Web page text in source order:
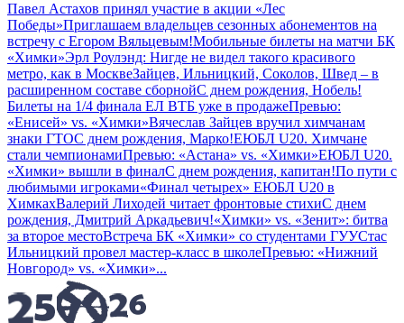
Павел Астахов принял участие в акции «Лес
Победы»Приглашаем владельцев сезонных абонементов на
встречу с Егором Вяльцевым!Мобильные билеты на матчи БК
«Химки»Эрл Роулэнд: Нигде не видел такого красивого
метро, как в МосквеЗайцев, Ильницкий, Соколов, Швед – в
расширенном составе сборнойС днем рождения, Нобель!
Билеты на 1/4 финала ЕЛ ВТБ уже в продажеПревью:
«Енисей» vs. «Химки»Вячеслав Зайцев вручил химчанам
знаки ГТОС днем рождения, Марко!ЕЮБЛ U20. Химчане
стали чемпионамиПревью: «Астана» vs. «Химки»ЕЮБЛ U20.
«Химки» вышли в финалС днем рождения, капитан!По пути с
любимыми игроками«Финал четырех» ЕЮБЛ U20 в
ХимкахВалерий Лиходей читает фронтовые стихиС днем
рождения, Дмитрий Аркадьевич!«Химки» vs. «Зенит»: битва
за второе местоВстреча БК «Химки» со студентами ГУУСтас
Ильницкий провел мастер-класс в школеПревью: «Нижний
Новгород» vs. «Химки»...